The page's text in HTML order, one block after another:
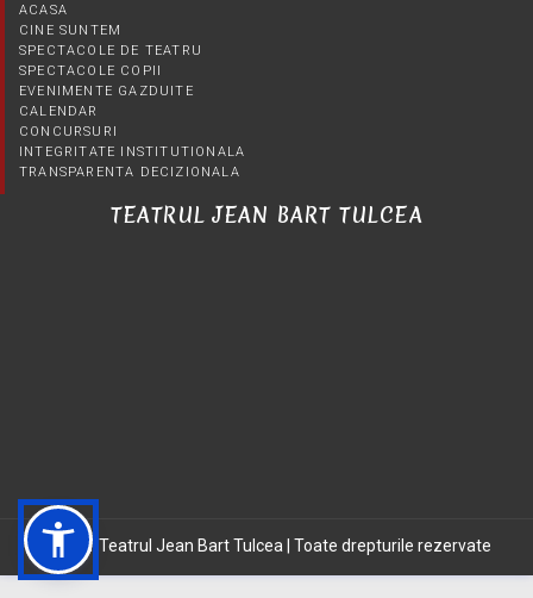
ACASA
CINE SUNTEM
SPECTACOLE DE TEATRU
SPECTACOLE COPII
EVENIMENTE GAZDUITE
CALENDAR
CONCURSURI
INTEGRITATE INSTITUTIONALA
TRANSPARENTA DECIZIONALA
TEATRUL JEAN BART TULCEA
©2021 Teatrul Jean Bart Tulcea | Toate drepturile rezervate